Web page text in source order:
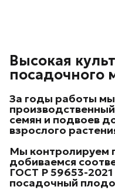
Высокая
посадочного
За годы работы
семян и подвоев
взрослого
Мы контролируем
добиваемся
ГОСТ Р 59653-
посадочный